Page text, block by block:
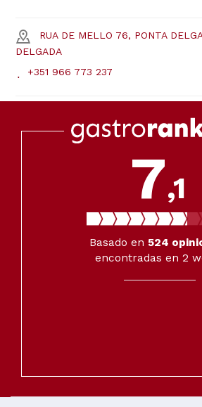
RUA DE MELLO 76, PONTA
DELGADA
+351 966 773 237
7,1
Basado en 524
encontradas en 2